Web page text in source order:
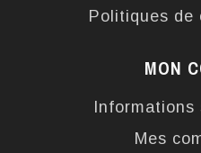
Politiques
MON
Mes